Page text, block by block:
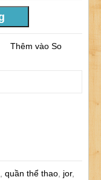
Thêm vào So
quần thể thao jor,